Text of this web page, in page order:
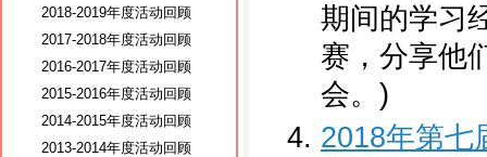
2018-2019年度活动回顾
2017-2018年度活动回顾
2016-2017年度活动回顾
2015-2016年度活动回顾
2014-2015年度活动回顾
2013-2014年度活动回顾
期间的学习
赛，分享他
会。)
2018年第七